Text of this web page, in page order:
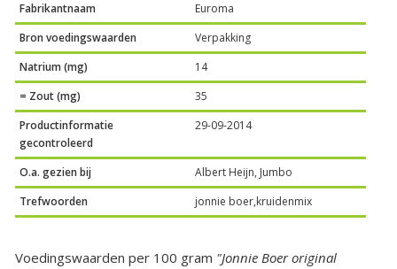
Fabrikantnaam
Euroma
Bron voedingswaarden
Verpakking
Natrium (mg)
14
= Zout (mg)
35
Productinformatie
gecontroleerd
29-09-2014
O.a. gezien bij
Albert Heijn, Jumbo
Trefwoorden
jonnie boer,kruidenmix
Voedingswaarden per 100 gram "Jonnie Boer original